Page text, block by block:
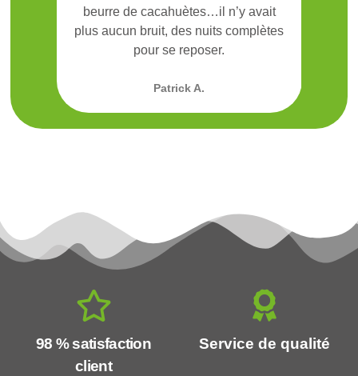
beurre de cacahuètes…il n’y avait
plus aucun bruit, des nuits complètes
pour se reposer.
Patrick A.
98 % satisfaction
client
Service de qualité